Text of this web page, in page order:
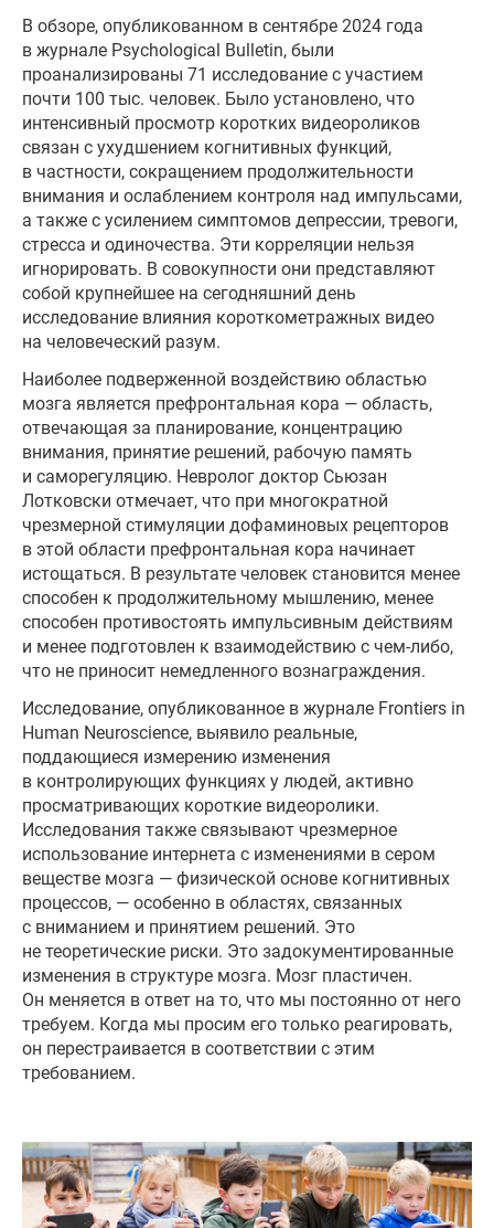
В обзоре, опубликованном в сентябре 2024 года
в журнале Psychological Bulletin, были
проанализированы 71 исследование с участием
почти 100 тыс. человек. Было установлено, что
интенсивный просмотр коротких видеороликов
связан с ухудшением когнитивных функций,
в частности, сокращением продолжительности
внимания и ослаблением контроля над импульсами,
а также с усилением симптомов депрессии, тревоги,
стресса и одиночества. Эти корреляции нельзя
игнорировать. В совокупности они представляют
собой крупнейшее на сегодняшний день
исследование влияния короткометражных видео
на человеческий разум.
Наиболее подверженной воздействию областью
мозга является префронтальная кора — область,
отвечающая за планирование, концентрацию
внимания, принятие решений, рабочую память
и саморегуляцию. Невролог доктор Сьюзан
Лотковски отмечает, что при многократной
чрезмерной стимуляции дофаминовых рецепторов
в этой области префронтальная кора начинает
истощаться. В результате человек становится менее
способен к продолжительному мышлению, менее
способен противостоять импульсивным действиям
и менее подготовлен к взаимодействию с чем-либо,
что не приносит немедленного вознаграждения.
Исследование, опубликованное в журнале Frontiers in
Human Neuroscience, выявило реальные,
поддающиеся измерению изменения
в контролирующих функциях у людей, активно
просматривающих короткие видеоролики.
Исследования также связывают чрезмерное
использование интернета с изменениями в сером
веществе мозга — физической основе когнитивных
процессов, — особенно в областях, связанных
с вниманием и принятием решений. Это
не теоретические риски. Это задокументированные
изменения в структуре мозга. Мозг пластичен.
Он меняется в ответ на то, что мы постоянно от него
требуем. Когда мы просим его только реагировать,
он перестраивается в соответствии с этим
требованием.